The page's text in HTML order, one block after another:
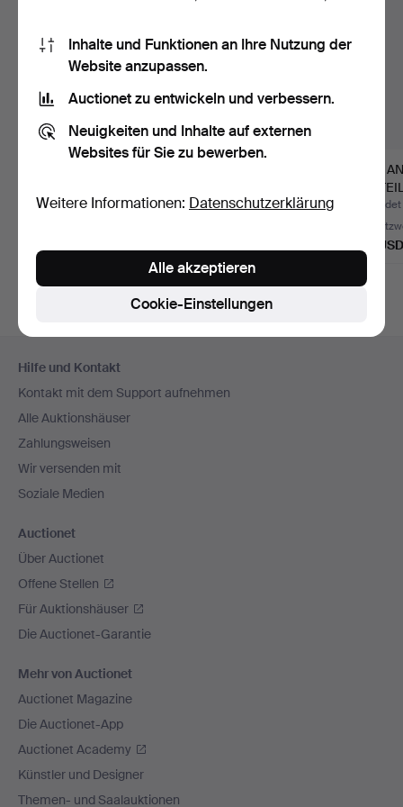
…Beendet 29. Jul 2026
Beendet 22. Jan 2026
THE
24-
64 USD
Navigation
Hilfe und Kontakt
Kontakt mit dem Support aufnehmen
Alle Auktionshäuser
Zahlungsweisen
Wir versenden mit
Soziale Medien
Auctionet
Über Auctionet
Offene Stellen
Für Auktionshäuser
Die Auctionet-Garantie
Mehr von Auctionet
Auctionet Magazine
Die Auctionet-App
Auctionet Academy
Künstler und Designer
Themen- und Saalauktionen
Inhalte und Funktionen an Ihre Nutzung der
Website anzupassen.
Auctionet zu entwickeln und verbessern.
Neuigkeiten und Inhalte auf externen
Websites für Sie zu bewerben.
Weitere Informationen: Datenschutzerklärung
Cookie-Einstellungen
Alle akzeptieren